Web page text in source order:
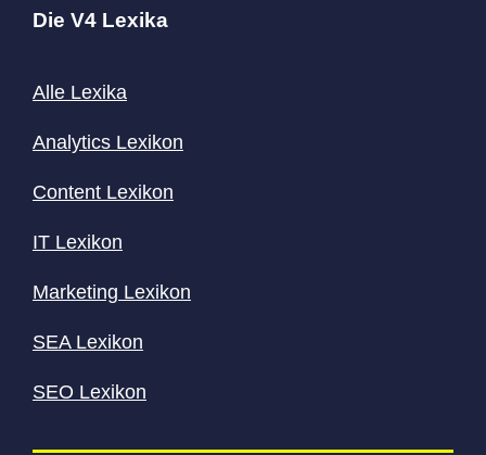
Die V4 Lexika
Alle Lexika
Analytics Lexikon
Content Lexikon
IT Lexikon
Marketing Lexikon
SEA Lexikon
SEO Lexikon